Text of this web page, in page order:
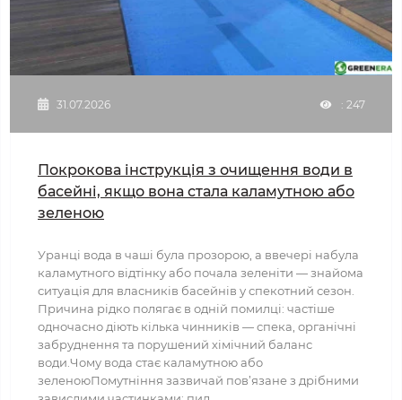
31.07.2026 : 247
Покрокова інструкція з очищення води в
басейні, якщо вона стала каламутною або
зеленою
Уранці вода в чаші була прозорою, а ввечері набула
каламутного відтінку або почала зеленіти — знайома
ситуація для власників басейнів у спекотний сезон.
Причина рідко полягає в одній помилці: частіше
одночасно діють кілька чинників — спека, органічні
забруднення та порушений хімічний баланс
води.Чому вода стає каламутною або
зеленоюПомутніння зазвичай пов’язане з дрібними